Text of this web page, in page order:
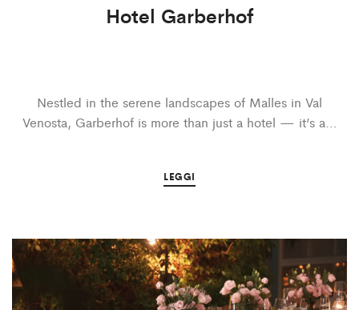
Hotel Garberhof
Nestled in the serene landscapes of Malles in Val
Venosta, Garberhof is more than just a hotel — it’s a…
LEGGI